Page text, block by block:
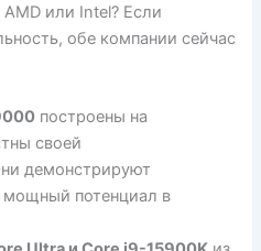
или Intel? Если
обе компании сейчас
построены на
своей
демонстрируют
мощный потенциал в